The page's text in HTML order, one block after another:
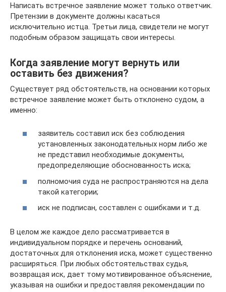
Написать встречное заявление может только ответчик.
Претензии в документе должны касаться
исключительно истца. Третьи лица, свидетели не могут
подобным образом защищать свои интересы.
Когда заявление могут вернуть или
оставить без движения?
Существует ряд обстоятельств, на основании которых
встречное заявление может быть отклонено судом, а
именно:
заявитель составил иск без соблюдения
установленных законодательных норм либо же
не представил необходимые документы,
предопределяющие обоснованность иска;
полномочия суда не распространяются на дела
такой категории;
иск не подписан, составлен с ошибками и т.д.
В целом же каждое дело рассматривается в
индивидуальном порядке и перечень оснований,
достаточных для отклонения иска, может существенно
расширяться. При любых обстоятельствах судья,
возвращая иск, дает тому мотивированное объяснение,
указывая на ошибки и предоставляя рекомендации по